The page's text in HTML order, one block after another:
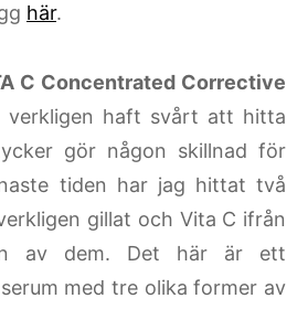
här.
C Concentrated Corrective
verkligen haft svårt att hitta
gör någon skillnad för
tiden har jag hittat två
gillat och Vita C ifrån
av dem. Det här är ett
med tre olika former av